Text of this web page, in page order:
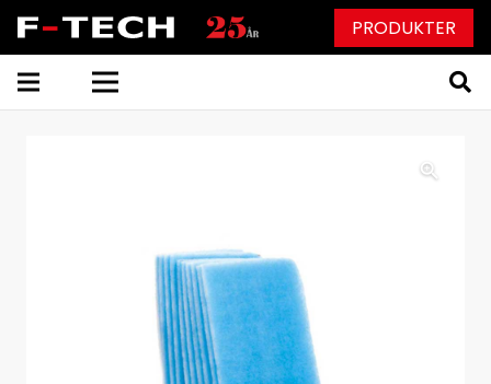
PRODUKTER